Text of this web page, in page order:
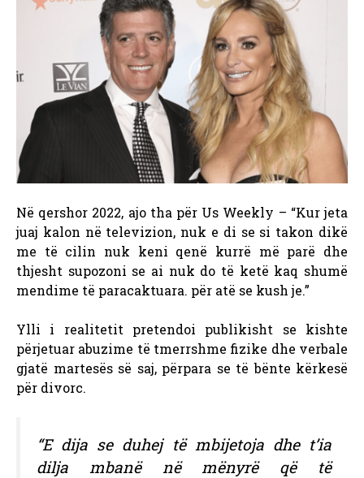
Në qershor 2022, ajo tha për Us Weekly – “Kur jeta
juaj kalon në televizion, nuk e di se si takon dikë
me të cilin nuk keni qenë kurrë më parë dhe
thjesht supozoni se ai nuk do të ketë kaq shumë
mendime të paracaktuara. për atë se kush je.”
Ylli i realitetit pretendoi publikisht se kishte
përjetuar abuzime të tmerrshme fizike dhe verbale
gjatë martesës së saj, përpara se të bënte kërkesë
për divorc.
“E dija se duhej të mbijetoja dhe t’ia
dilja mbanë në mënyrë që të